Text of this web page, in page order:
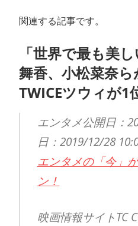
関連する記事です。
「世界で最も美
舞香、小松菜奈
TWICEツウィが1
エンタメ公開日：
日：2019/12/28
エンタメの「今」
ン！
映画情報サイトTC